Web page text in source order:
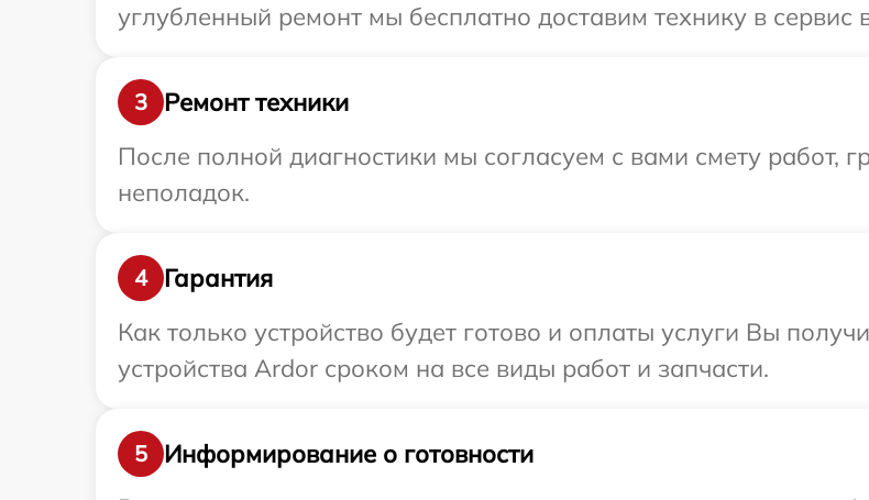
углубленный ремонт мы бесплатно доставим технику в сервис
3
Ремонт техники
После полной диагностики мы согласуем с вами смету работ,
неполадок.
4
Гарантия
Как только устройство будет готово и оплаты услуги Вы
устройства Ardor сроком на все виды работ и запчасти.
5
Информирование о готовности